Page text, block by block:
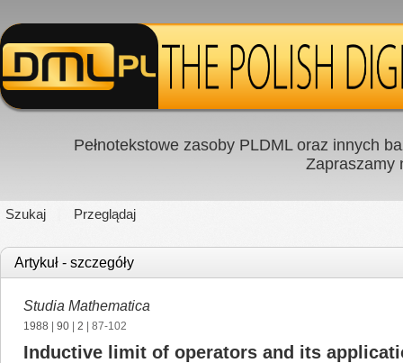
Pełnotekstowe zasoby PLDML oraz innych
Zapraszamy
Szukaj Przeglądaj
Artykuł - szczegóły
Studia Mathematica
1988 90 2 | 87-102
Inductive limit of operators and its